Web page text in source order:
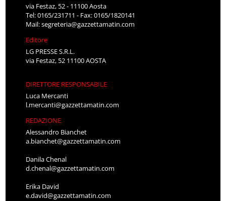
via Festaz, 52 - 11100 Aosta
Tel: 0165/231711 - Fax: 0165/1820141
Mail:segreteria@gazzettamatin.com
Editore
LG PRESSE S.R.L.
via Festaz, 52 11100 AOSTA
DIRETTORE RESPONSABILE
Luca Mercanti
l.mercanti@gazzettamatin.com
REDAZIONE
Alessandro Bianchet
a.bianchet@gazzettamatin.com
Danila Chenal
d.chenal@gazzettamatin.com
Erika David
e.david@gazzettamatin.com